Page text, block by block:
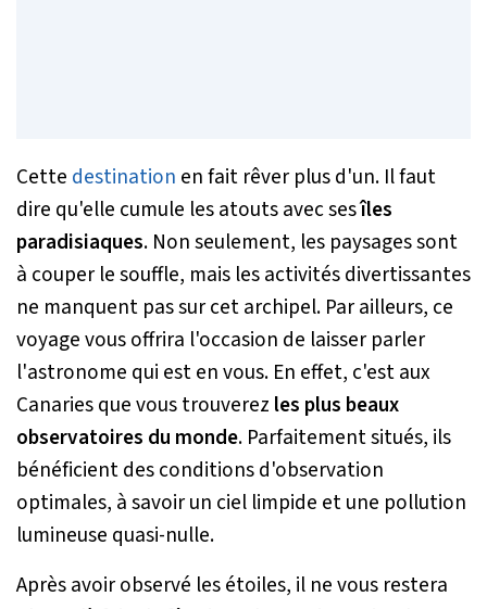
Cette destination en fait rêver plus d'un. Il faut
dire qu'elle cumule les atouts avec sesîles
paradisiaques. Non seulement, les paysages sont
à couper le souffle, mais les activités divertissantes
ne manquent pas sur cet archipel. Par ailleurs, ce
voyage vous offrira l'occasion de laisser parler
l'astronome qui est en vous. En effet, c'est aux
Canaries que vous trouverez les plus beaux
observatoires du monde. Parfaitement situés, ils
bénéficient des conditions d'observation
optimales, à savoir un ciel limpide et une pollution
lumineuse quasi-nulle.
Après avoir observé les étoiles, il ne vous restera